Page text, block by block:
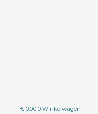
€ 0,00 0 Winkelwagen